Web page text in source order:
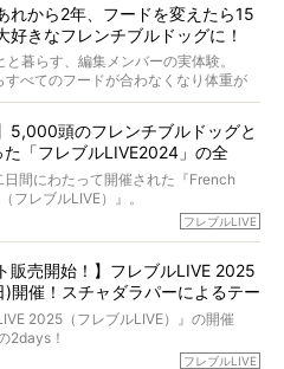
人でも愛犬が成仏したことを知る方
そ暗くなりすぎない、むしろ心がスッ
ャル対談です！
靖賢（せいけん）」。
にして、なぜ動物専門僧侶という道を
どのように向き合うべきなのか。
れから2年、フードを変えたら15
好きなフレンチブルドッグに！
暮らす、編集メンバーの実体験。
すべてのフードが合わなくなり体重が
異常はなく「年齢のせいですね…」と言
のかな…そんなとき、我が家に届いたの
フード)」の試食品でした。
・フード)」を食べつづけて二年、愛
も元気にお散歩をしています。
望から今までを包み隠さず、時系列で
5,000頭のフレンチブルドッグと
「フレブルLIVE2024」の全
間にわたって開催された『French
フレブルLIVE）』。
のフレンチブルドッグと7,000人のフレ
ルラバーのロッチさん。day2の音楽フ
中のPUFFYが出演するなど、例年以上
プ。
島県から。全国のフレンチブルドッ
フレブルLIVE2024」の模様を、詳しく
フレブルLIVE
販売開始！】フレブルLIVE 2025
開催！スチャダラパーによるテー
定 2025（フレブルLIVE）』の開催
2days！
ト、いよいよ販売スタートです！フレブルLIVE